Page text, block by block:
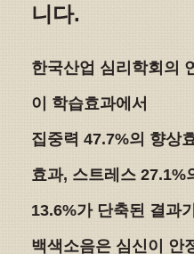
니다.
한국산업 심리학회의
이 학습효과에서
집중력 47.7%의 향상
효과, 스트레스 27.1%
13.6%가 단축된 결과
백색소음은 심신이 안